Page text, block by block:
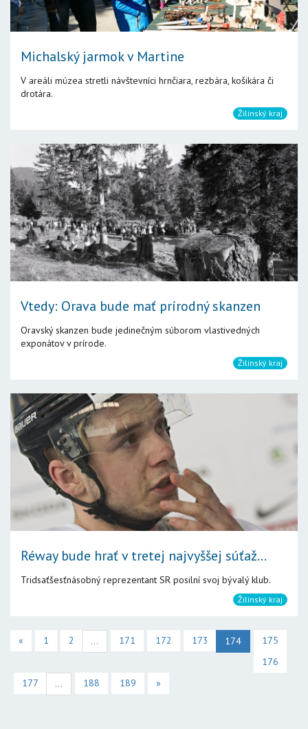
Michalský jarmok v Martine
V areáli múzea stretli návštevníci hrnčiara, rezbára, košikára či
drotára.
Žilinský kraj
Vtedy: Orava bude mať prírodný skanzen
Oravský skanzen bude jedinečným súborom vlastivedných
exponátov v prírode.
Žilinský kraj
Réway bude hrať v tretej najvyššej súťaž...
Tridsaťšesťnásobný reprezentant SR posilní svoj bývalý klub.
Žilinský kraj
« 1 2 ... 171 172 173 174
175
176
177
... 188 189 »